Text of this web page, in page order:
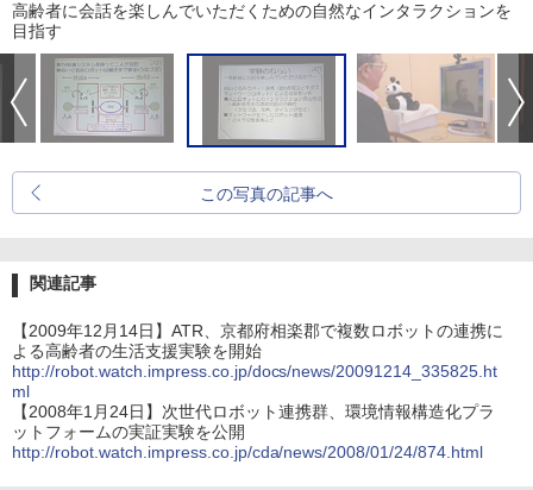
高齢者に会話を楽しんでいただくための自然なインタラクションを
目指す
この写真の記事へ
関連記事
【2009年12月14日】ATR、京都府相楽郡で複数ロボットの連携に
よる高齢者の生活支援実験を開始
http://robot.watch.impress.co.jp/docs/news/20091214_335825.ht
ml
【2008年1月24日】次世代ロボット連携群、環境情報構造化プラ
ットフォームの実証実験を公開
http://robot.watch.impress.co.jp/cda/news/2008/01/24/874.html